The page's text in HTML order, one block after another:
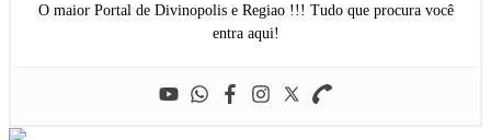
O maior Portal de Divinopolis e Regiao !!! Tudo que procura você
entra aqui!